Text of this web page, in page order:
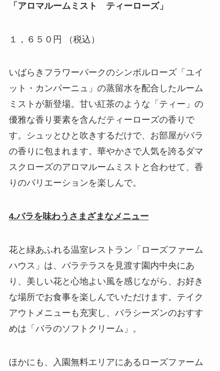
「アロマルームミスト ティーローズ」
１，６５０円 （税込）
いばらきフラワーパークのシンボルローズ「ユイ
ット・カンパーニュ」の蒸留水を配合したルーム
ミストが新登場。甘い紅茶のような「ティー」の
優雅な香り要素を含んだティーローズの香りで
す。シュッとひと吹きするだけで、お部屋がバラ
の香りに包まれます。華やかさで人気を誇るダマ
スクローズのアロマルームミストと合わせて、香
りのバリエーションを楽しんで。
4.バラを味わうさまざまなメニュー
花と緑あふれる温室レストラン「ローズファーム
ハウス」は、バラテラスを見渡す園内中央にあ
り、美しい花と心地よい風を感じながら、お好き
な場所でお食事を楽しんでいただけます。テイク
アウトメニューも充実し、バラシーズンのおすす
めは「バラのソフトクリーム」。
ほかにも、入園無料エリアにあるローズファーム